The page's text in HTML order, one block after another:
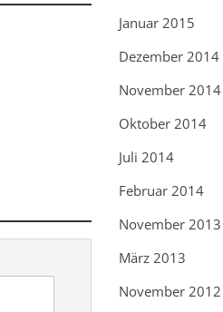
Januar 2015
Dezember 2014
November 2014
Oktober 2014
Juli 2014
Februar 2014
November 2013
März 2013
November 2012